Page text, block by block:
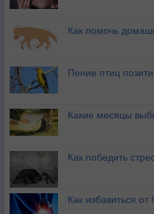
Как помочь
Пение птиц
Какие месяцы
Как победить
Как избавиться